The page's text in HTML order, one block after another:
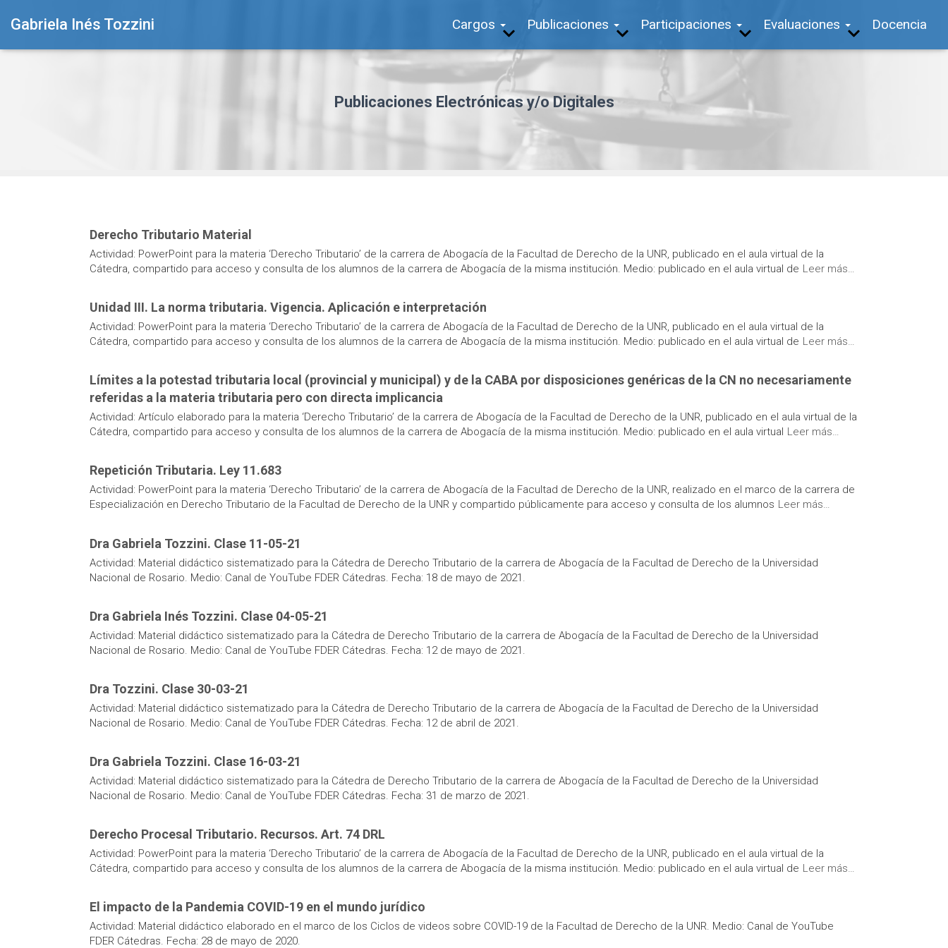
Gabriela Inés Tozzini Cargos Publicaciones Participaciones Evaluaciones Docencia
Publicaciones Electrónicas y/o Digitales
Derecho Tributario Material
Actividad: PowerPoint para la materia ‘Derecho Tributario’ de la carrera de Abogacía de la Facultad de Derecho de la UNR, publicado en el aula virtual de la
Cátedra, compartido para acceso y consulta de los alumnos de la carrera de Abogacía de la misma institución. Medio: publicado en el aula virtual de Leer más…
Unidad III. La norma tributaria. Vigencia. Aplicación e interpretación
Actividad: PowerPoint para la materia ‘Derecho Tributario’ de la carrera de Abogacía de la Facultad de Derecho de la UNR, publicado en el aula virtual de la
Cátedra, compartido para acceso y consulta de los alumnos de la carrera de Abogacía de la misma institución. Medio: publicado en el aula virtual de Leer más…
Límites a la potestad tributaria local (provincial y municipal) y de la CABA por disposiciones genéricas de la CN no necesariamente
referidas a la materia tributaria pero con directa implicancia
Actividad: Artículo elaborado para la materia ‘Derecho Tributario’ de la carrera de Abogacía de la Facultad de Derecho de la UNR, publicado en el aula virtual de la
Cátedra, compartido para acceso y consulta de los alumnos de la carrera de Abogacía de la misma institución. Medio: publicado en el aula virtual Leer más…
Repetición Tributaria. Ley 11.683
Actividad: PowerPoint para la materia ‘Derecho Tributario’ de la carrera de Abogacía de la Facultad de Derecho de la UNR, realizado en el marco de la carrera de
Especialización en Derecho Tributario de la Facultad de Derecho de la UNR y compartido públicamente para acceso y consulta de los alumnos Leer más…
Dra Gabriela Tozzini. Clase 11-05-21
Actividad: Material didáctico sistematizado para la Cátedra de Derecho Tributario de la carrera de Abogacía de la Facultad de Derecho de la Universidad
Nacional de Rosario. Medio: Canal de YouTube FDER Cátedras. Fecha: 18 de mayo de 2021.
Dra Gabriela Inés Tozzini. Clase 04-05-21
Actividad: Material didáctico sistematizado para la Cátedra de Derecho Tributario de la carrera de Abogacía de la Facultad de Derecho de la Universidad
Nacional de Rosario. Medio: Canal de YouTube FDER Cátedras. Fecha: 12 de mayo de 2021.
Dra Tozzini. Clase 30-03-21
Actividad: Material didáctico sistematizado para la Cátedra de Derecho Tributario de la carrera de Abogacía de la Facultad de Derecho de la Universidad
Nacional de Rosario. Medio: Canal de YouTube FDER Cátedras. Fecha: 12 de abril de 2021.
Dra Gabriela Tozzini. Clase 16-03-21
Actividad: Material didáctico sistematizado para la Cátedra de Derecho Tributario de la carrera de Abogacía de la Facultad de Derecho de la Universidad
Nacional de Rosario. Medio: Canal de YouTube FDER Cátedras. Fecha: 31 de marzo de 2021.
Derecho Procesal Tributario. Recursos. Art. 74 DRL
Actividad: PowerPoint para la materia ‘Derecho Tributario’ de la carrera de Abogacía de la Facultad de Derecho de la UNR, publicado en el aula virtual de la
Cátedra, compartido para acceso y consulta de los alumnos de la carrera de Abogacía de la misma institución. Medio: publicado en el aula virtual de Leer más…
El impacto de la Pandemia COVID-19 en el mundo jurídico
Actividad: Material didáctico elaborado en el marco de los Ciclos de videos sobre COVID-19 de la Facultad de Derecho de la UNR. Medio: Canal de YouTube
FDER Cátedras. Fecha: 28 de mayo de 2020.